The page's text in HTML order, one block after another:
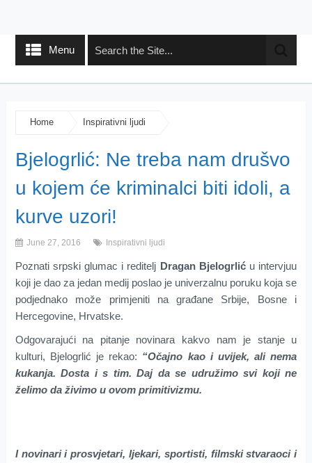
Menu
Home Inspirativni ljudi
Bjelogrlić: Ne treba nam drušvo
u kojem će kriminalci biti idoli, a
kurve uzori!
June 27, 2016 Inspirativni ljudi
Poznati srpski glumac i reditelj Dragan Bjelogrliću intervjuu
koji je dao za jedan medij poslao je univerzalnu poruku koja se
podjednako može primjeniti na građane Srbije, Bosne i
Hercegovine, Hrvatske.
Odgovarajući na pitanje novinara kakvo nam je stanje u
kulturi, Bjelogrlić je rekao: “Očajno kao i uvijek, ali nema
kukanja. Dosta i s tim. Daj da se udružimo svi koji ne
želimo da živimo u ovom primitivizmu.
I novinari i prosvjetari, ljekari, sportisti, filmski stvaraoci i